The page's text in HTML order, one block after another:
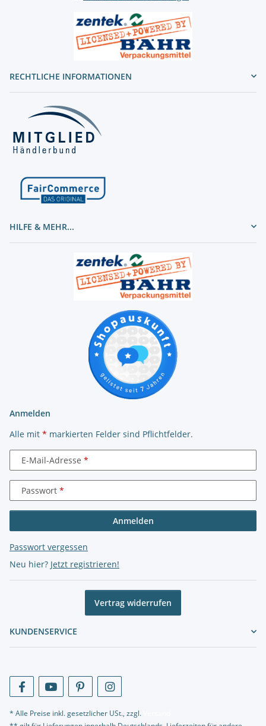
RECHTLICHE INFORMATIONEN
HILFE & MEHR...
Anmelden
Alle mit * markierten Felder sind Pflichtfelder.
E-Mail-Adresse
Passwort
Anmelden
Passwort vergessen
Neu hier? Jetzt registrieren!
Vertrag widerrufen
KUNDENSERVICE
* Alle Preise inkl. gesetzlicher USt., zzgl.